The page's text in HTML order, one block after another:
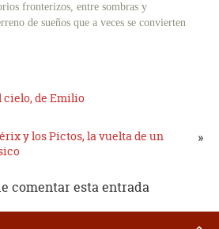
fronterizos, entre sombras y
de sueños que a veces se convierten
cielo, de Emilio
y los Pictos, la vuelta de un
»
comentar esta entrada